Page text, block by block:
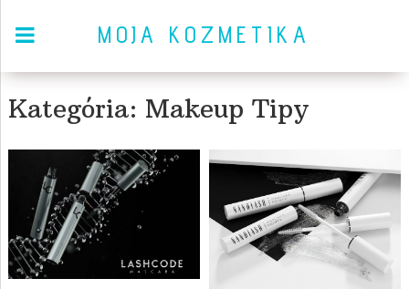
MOJA KOZMETIKA
Kategória: Makeup Tipy